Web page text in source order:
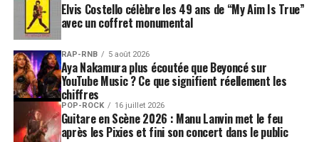
Elvis Costello célèbre les 49 ans de “My Aim Is True”
avec un coffret monumental
RAP-RNB 5 août 2026
Aya Nakamura plus écoutée que Beyoncé sur
YouTube Music ? Ce que signifient réellement les
chiffres
POP-ROCK 16 juillet 2026
Guitare en Scène 2026 : Manu Lanvin met le feu
après les Pixies et fini son concert dans le public